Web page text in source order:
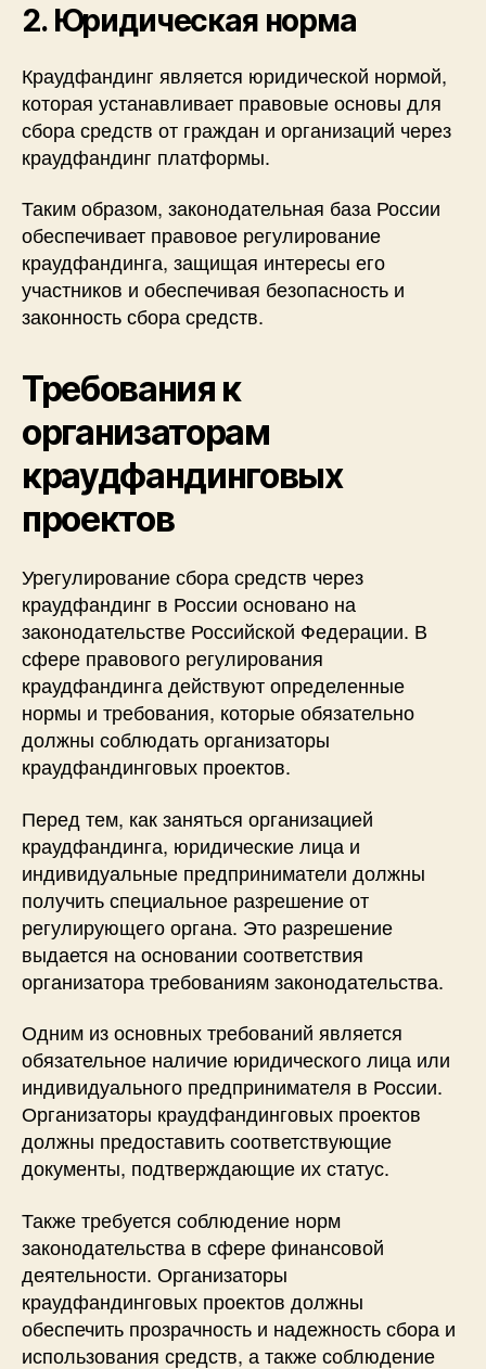
2. Юридическая норма
Краудфандинг является юридической нормой,
которая устанавливает правовые основы для
сбора средств от граждан и организаций через
краудфандинг платформы.
Таким образом, законодательная база России
обеспечивает правовое регулирование
краудфандинга, защищая интересы его
участников и обеспечивая безопасность и
законность сбора средств.
Требования к
организаторам
краудфандинговых
проектов
Урегулирование сбора средств через
краудфандинг в России основано на
законодательстве Российской Федерации. В
сфере правового регулирования
краудфандинга действуют определенные
нормы и требования, которые обязательно
должны соблюдать организаторы
краудфандинговых проектов.
Перед тем, как заняться организацией
краудфандинга, юридические лица и
индивидуальные предприниматели должны
получить специальное разрешение от
регулирующего органа. Это разрешение
выдается на основании соответствия
организатора требованиям законодательства.
Одним из основных требований является
обязательное наличие юридического лица или
индивидуального предпринимателя в России.
Организаторы краудфандинговых проектов
должны предоставить соответствующие
документы, подтверждающие их статус.
Также требуется соблюдение норм
законодательства в сфере финансовой
деятельности. Организаторы
краудфандинговых проектов должны
обеспечить прозрачность и надежность сбора и
использования средств, а также соблюдение